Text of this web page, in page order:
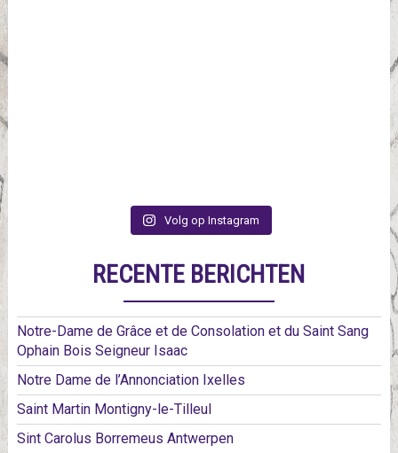
Volg op Instagram
RECENTE BERICHTEN
Notre-Dame de Grâce et de Consolation et du Saint Sang
Ophain Bois Seigneur Isaac
Notre Dame de l’Annonciation Ixelles
Saint Martin Montigny-le-Tilleul
Sint Carolus Borremeus Antwerpen